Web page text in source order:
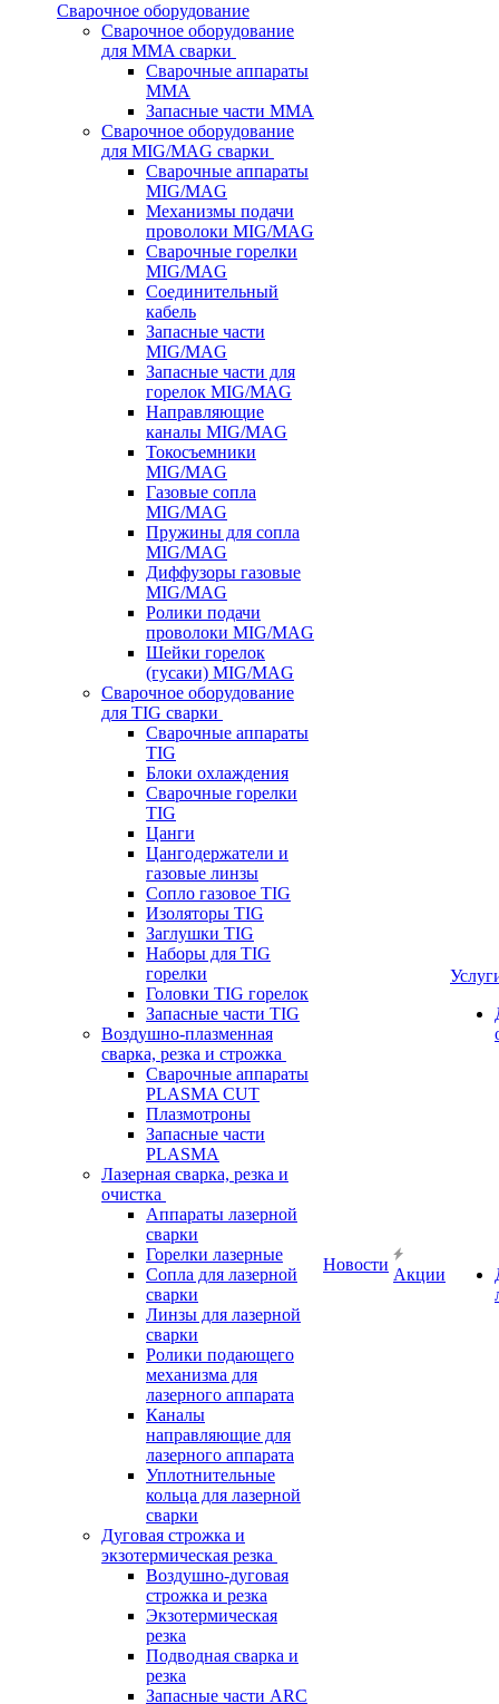
Сварочное оборудование
Сварочное оборудование
для MMA сварки
Сварочные аппараты
MMA
Запасные части MMA
Сварочное оборудование
для MIG/MAG сварки
Сварочные аппараты
MIG/MAG
Механизмы подачи
проволоки MIG/MAG
Сварочные горелки
MIG/MAG
Соединительный
кабель
Запасные части
MIG/MAG
Запасные части для
горелок MIG/MAG
Направляющие
каналы MIG/MAG
Токосъемники
MIG/MAG
Газовые сопла
MIG/MAG
Пружины для сопла
MIG/MAG
Диффузоры газовые
MIG/MAG
Ролики подачи
проволоки MIG/MAG
Шейки горелок
(гусаки) MIG/MAG
Сварочное оборудование
для TIG сварки
Сварочные аппараты
TIG
Блоки охлаждения
Сварочные горелки
TIG
Цанги
Цангодержатели и
газовые линзы
Сопло газовое TIG
Изоляторы TIG
Заглушки TIG
Наборы для TIG
горелки
Головки TIG горелок
Запасные части TIG
Воздушно-плазменная
сварка, резка и строжка
Сварочные аппараты
PLASMA CUT
Плазмотроны
Запасные части
PLASMA
Лазерная сварка, резка и
очистка
Аппараты лазерной
сварки
Горелки лазерные
Сопла для лазерной
сварки
Линзы для лазерной
сварки
Ролики подающего
механизма для
лазерного аппарата
Каналы
направляющие для
лазерного аппарата
Уплотнительные
кольца для лазерной
сварки
Дуговая строжка и
экзотермическая резка
Воздушно-дуговая
строжка и резка
Экзотермическая
резка
Подводная сварка и
резка
Запасные части ARC
Новости
Акции